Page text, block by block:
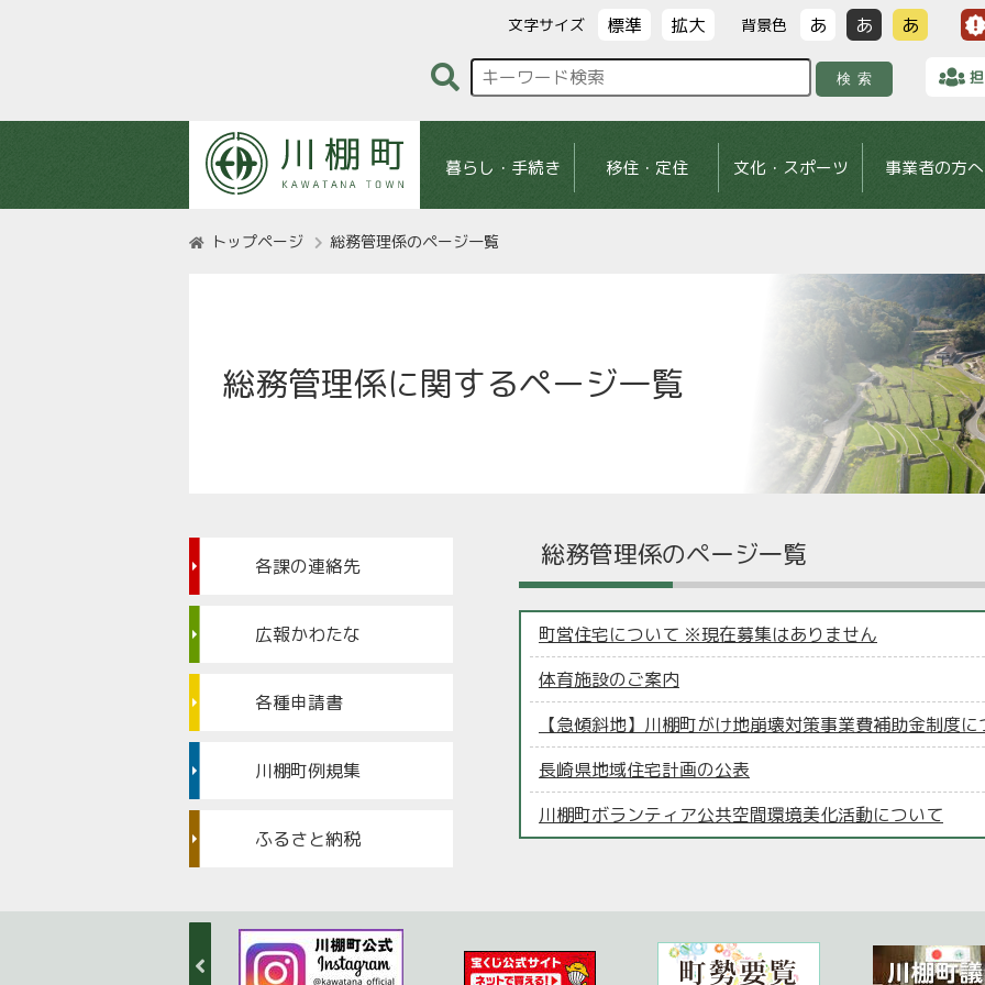
文字サイズ 標準 拡大 背景色 あ あ あ
検索
暮らし・手続き 移住・定住 文化・スポーツ 事業者の方へ
トップページ 総務管理係のページ一覧
総務管理係に関するページ一覧
総務管理係のページ一覧
町営住宅について ※現在募集はありません
体育施設のご案内
【急傾斜地】川棚町がけ地崩壊対策事業費補助金制度に
長崎県地域住宅計画の公表
川棚町ボランティア公共空間環境美化活動について
各課の連絡先
広報かわたな
各種申請書
川棚町例規集
ふるさと納税